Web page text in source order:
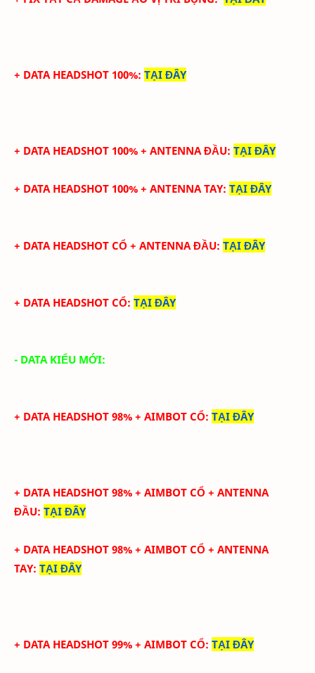
+ DATA HEADSHOT 100%: TẠI ĐÂY
+ DATA HEADSHOT 100% + ANTENNA ĐẦU: TẠI ĐÂY
+ DATA HEADSHOT 100% + ANTENNA TAY: TẠI ĐÂY
+ DATA HEADSHOT CỔ + ANTENNA ĐẦU: TẠI ĐÂY
+ DATA HEADSHOT CỔ: TẠI ĐÂY
- DATA KIỂU MỚI:
+ DATA HEADSHOT 98% + AIMBOT CỔ: TẠI ĐÂY
+ DATA HEADSHOT 98% + AIMBOT CỔ + ANTENNA
ĐẦU: TẠI ĐÂY
+ DATA HEADSHOT 98% + AIMBOT CỔ + ANTENNA
TAY: TẠI ĐÂY
+ DATA HEADSHOT 99% + AIMBOT CỔ: TẠI ĐÂY